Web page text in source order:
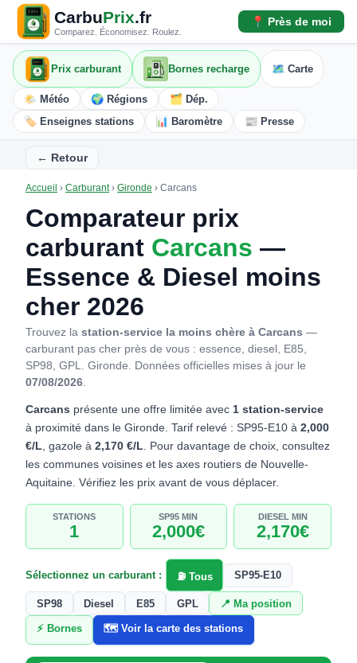
CarbuPrix.fr
Comparez. Économisez. Roulez.
📍 Près de moi
Prix carburant Bornes recharge 🗺️ Carte
🌤️ Météo 🌍 Régions
🗂️ Dép.
🏷️ Enseignes stations
📊 Baromètre 📰 Presse
← Retour
Accueil › Carburant› Gironde › Carcans
Comparateur prix
carburant Carcans —
Essence & Diesel moins
cher 2026
Trouvez la station-service la moins chère à Carcans —
carburant pas cher près de vous : essence, diesel, E85,
SP98, GPL. Gironde. Données officielles mises à jour le
07/08/2026.
Carcans présente une offre limitée avec 1 station-service
à proximité dans le Gironde. Tarif relevé : SP95-E10 à 2,000
€/L, gazole à 2,170 €/L. Pour davantage de choix, consultez
les communes voisines et les axes routiers de Nouvelle-
Aquitaine. Vérifiez les prix avant de vous déplacer.
STATIONS
1
SP95 MIN
2,000€
DIESEL MIN
2,170€
Sélectionnez un carburant : ⛽ Tous SP95-E10
SP98 Diesel E85 GPL 📍 Ma position
⚡ Bornes 🗺️ Voir la carte des stations